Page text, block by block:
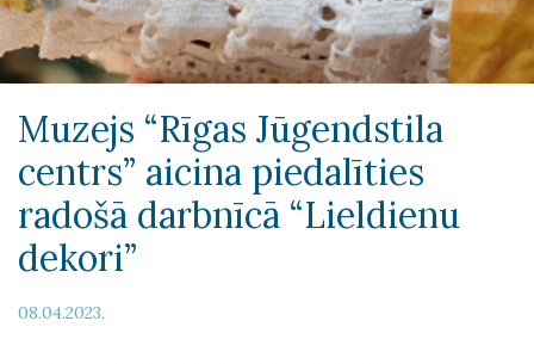
Muzejs “Rīgas Jūgendstila
centrs” aicina piedalīties
radošā darbnīcā “Lieldienu
dekori”
08.04.2023.